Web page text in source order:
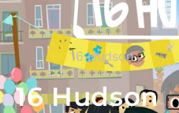
16 Hudson
16 Hudson